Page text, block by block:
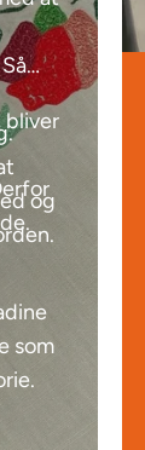
og
bliver
som